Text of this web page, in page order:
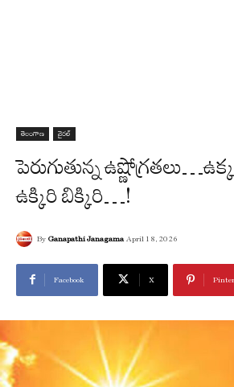
తెలంగాణ వైరల్
పెరుగుతున్న
ఉక్కిరి బిక్కిరి…!
By Ganapathi Janagama April 18, 2026
Facebook X